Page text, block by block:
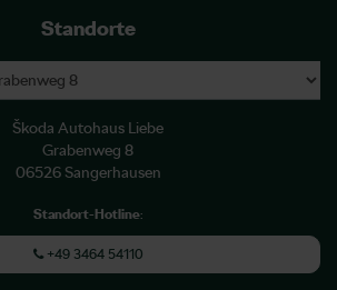
Standorte
Škoda Autohaus Liebe
Grabenweg 8
06526 Sangerhausen
Standort-Hotline:
+49 3464 54110